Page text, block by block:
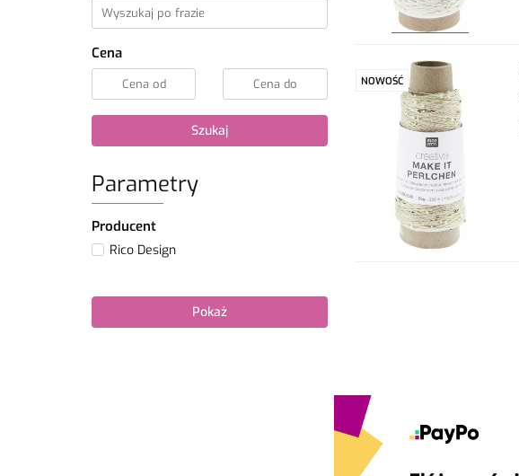
Cena
Szukaj
Parametry
Producent
Rico Design
Pokaż
NOWOŚĆ